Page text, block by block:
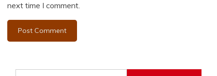
next time I comment.